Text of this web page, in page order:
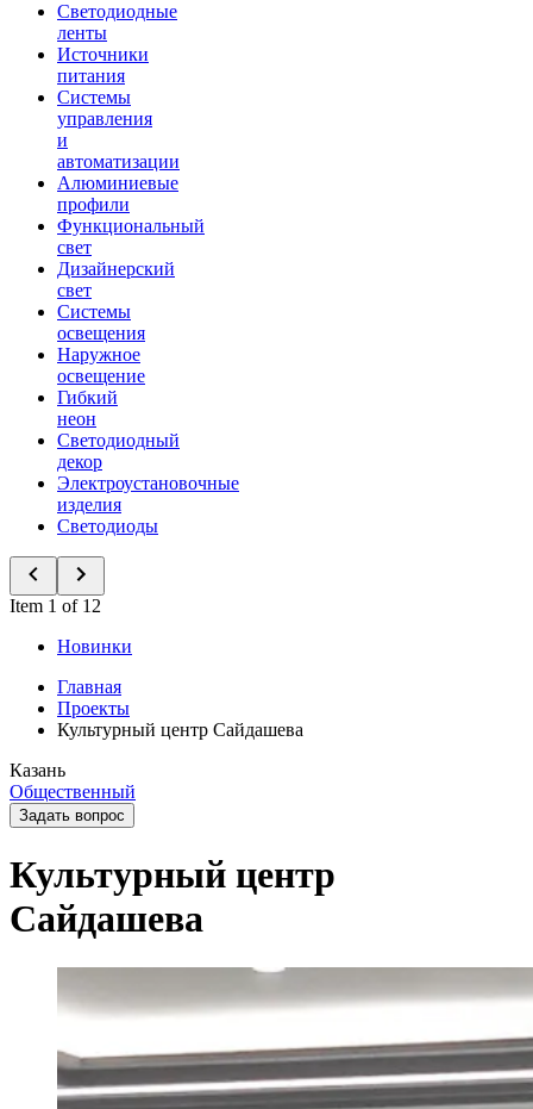
Светодиодные
ленты
Источники
питания
Системы
управления
и
автоматизации
Алюминиевые
профили
Функциональный
свет
Дизайнерский
свет
Системы
освещения
Наружное
освещение
Гибкий
неон
Светодиодный
декор
Электроустановочные
изделия
Светодиоды
Item 1 of 12
Новинки
Главная
Проекты
Культурный центр Сайдашева
Казань
Общественный
Задать вопрос
Культурный центр
Сайдашева